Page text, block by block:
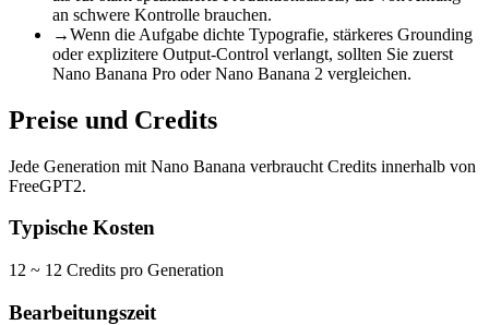
an schwere Kontrolle brauchen.
→Wenn die Aufgabe dichte Typografie, stärkeres Grounding
oder explizitere Output-Control verlangt, sollten Sie zuerst
Nano Banana Pro oder Nano Banana 2 vergleichen.
Preise und Credits
Jede Generation mit Nano Banana verbraucht Credits innerhalb von
FreeGPT2.
Typische Kosten
12 ~ 12 Credits pro Generation
Bearbeitungszeit